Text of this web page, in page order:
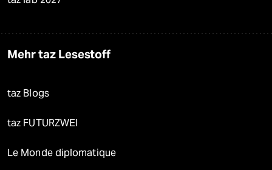
Mehr taz Lesestoff
taz Blogs
taz FUTURZWEI
Le Monde diplomatique